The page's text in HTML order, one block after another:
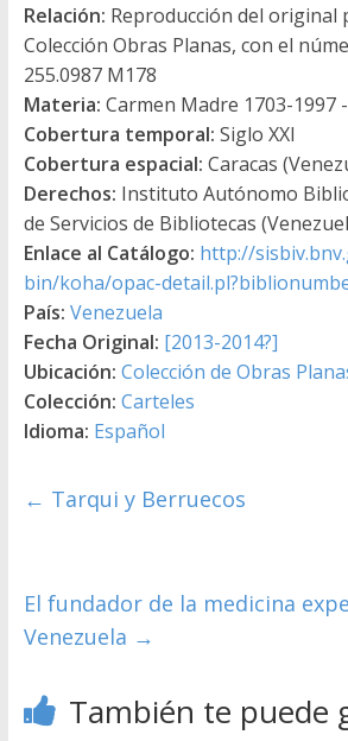
Relación: Reproducción del original
Colección Obras Planas, con el
255.0987 M178
Materia: Carmen Madre 1703-1997
Cobertura temporal: Siglo XXI
Cobertura espacial: Caracas
Derechos: Instituto Autónomo
de Servicios de Bibliotecas
Enlace al Catálogo: http://
bin/koha/opac-
País: Venezuela
Fecha Original: [2013-2014?]
Ubicación: Colección de Obras
Colección: Carteles
Idioma: Español
← Tarqui y Berruecos
El fundador de la medicina
Venezuela →
También te puede